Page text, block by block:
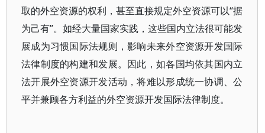
取的外空资源的权利，甚至直接规定外空资源可以“据
为己有”。如经大量国家实践，这些国内立法很可能发
展成为习惯国际法规则，影响未来外空资源开发国际
法律制度的构建和发展。因此，如各国均依其国内立
法开展外空资源开发活动，将难以形成统一协调、公
平并兼顾各方利益的外空资源开发国际法律制度。